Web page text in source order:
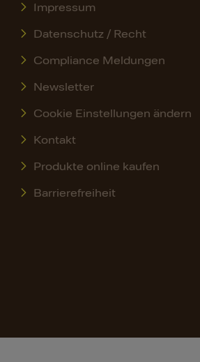
Impressum
Datenschutz / Recht
Compliance Meldungen
Newsletter
Cookie Einstellungen ändern
Kontakt
Produkte online kaufen
Barrierefreiheit